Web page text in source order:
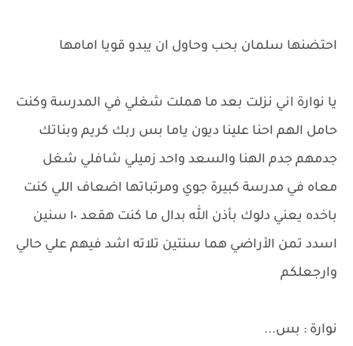
احتضنها سلمان بحب وحاول ان يبدو قويا امامها
يا نوارة اني نزلت بعد ما هملت شغلي في المدرسة وكنت
حامل الهم احنا علينا ديون ياما بس ربك كريم وبناتك
جدمهم جدم الهنا والسعد واحد زميلي شافلي شغل
معاه في مدرسة كبيرة جوي ومرتباتها اضعاف اللي كنت
باخده يعني دلوك بأذن الله بدال ما كنت هقعد ١٠ سنين
اسدد تمن الأراضي هما سنتين تلاته اشد فيهم علي حالي
وارجعلكم
نوارة : بس...